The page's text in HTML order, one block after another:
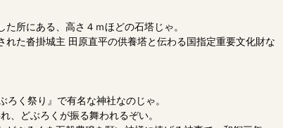
所にある、高さ４ｍほどの石塔じゃ。
れた沓掛城主 田原直平の供養塔と伝わる国指定重要文化財な
ろく祭り』で有名な神社なのじゃ。
、どぶろくが振る舞われるぞい。